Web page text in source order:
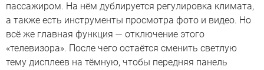
пассажиром. На нём дублируется регулировка климата,
а также есть инструменты просмотра фото и видео. Но
всё же главная функция — отключение этого
«телевизора». После чего остаётся сменить светлую
тему дисплеев на тёмную, чтобы передняя панель